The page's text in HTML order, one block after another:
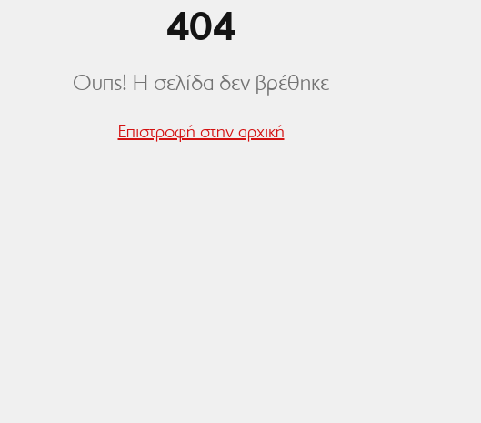
404
Ουπς! Η σελίδα δεν βρέθηκε
Επιστροφή στην αρχική